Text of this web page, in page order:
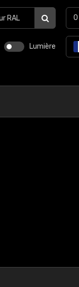
Lumière
0